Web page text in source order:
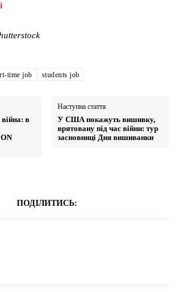
time job students job
в
Наступна стаття
У США покажуть вишивку,
врятовану під час війни: тур
засновниці Дня вишиванки
ПОДІЛИТИСЬ: